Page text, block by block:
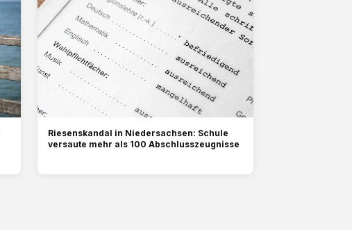
Riesenskandal in Niedersachsen: Schule
versaute mehr als 100 Abschlusszeugnisse